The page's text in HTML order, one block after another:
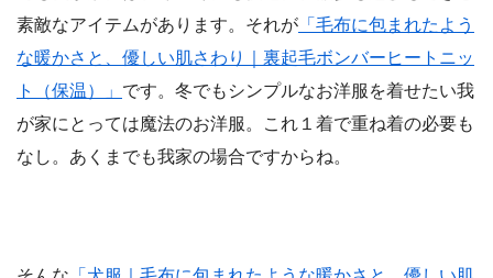
素敵なアイテムがあります。それが 「毛布に包まれたよう
な暖かさと、優しい肌さわり｜裏起毛ボンバーヒートニッ
ト（保温）」 です。冬でもシンプルなお洋服を着せたい我
が家にとっては魔法のお洋服。これ１着で重ね着の必要も
なし。あくまでも我家の場合ですからね。